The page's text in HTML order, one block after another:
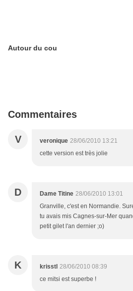
Autour du cou
Commentaires
V veronique 28/06/2010 13:21
cette version est très jolie
D Dame Titine 28/06/2010 13:01
Granville, c'est en Normandie.
tu avais mis Cagnes-sur-Mer
petit gilet l'an dernier ;o)
K krisstl 28/06/2010 08:39
ce mitsi est superbe !